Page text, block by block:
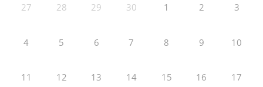
27 28 29 30 1 2 3
4 5 6 7 8 9 10
11 12 13 14 15 16 17